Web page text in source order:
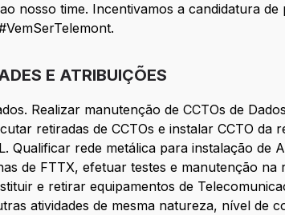
nosso time. Incentivamos a candidatura
E ATRIBUIÇÕES
Realizar manutenção de CCTOs de
retiradas de CCTOs e instalar CCTO da
Qualificar rede metálica para instalação
de FTTX, efetuar testes e manutenção
e retirar equipamentos de
atividades de mesma natureza, nível de